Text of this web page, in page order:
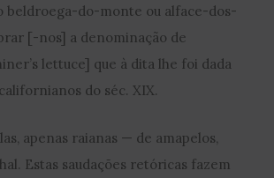
beldroega-do-monte ou alface-dos-
[-nos] a denominação de
lettuce] que à dita lhe foi dada
do séc. XIX.
apenas raianas — de amapelos,
Estas saudações retóricas fazem